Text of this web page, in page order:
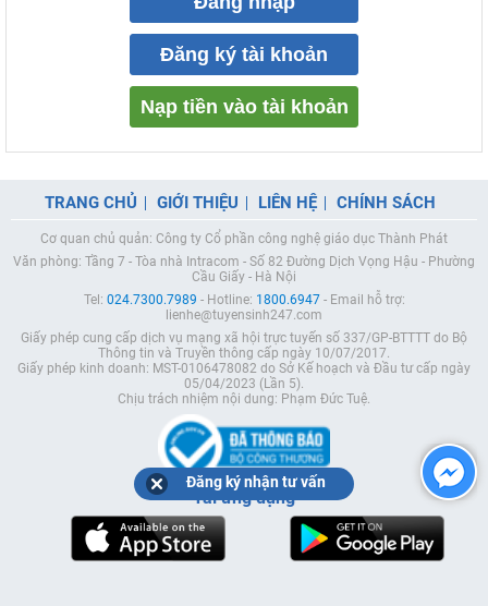
Đăng ký tài khoản
Nạp tiền vào tài khoản
TRANG CHỦ GIỚI THIỆU LIÊN HỆ CHÍNH SÁCH
Cơ quan chủ quản: Công ty Cổ phần công nghệ giáo dục Thành Phát
Văn phòng: Tầng 7 - Tòa nhà Intracom - Số 82 Đường Dịch Vọng Hậu - Phường
Cầu Giấy - Hà Nội
Tel: 024.7300.7989 - Hotline: 1800.6947- Email hỗ trợ:
lienhe@tuyensinh247.com
Giấy phép cung cấp dịch vụ mạng xã hội trực tuyến số 337/GP-BTTTT do Bộ
Thông tin và Truyền thông cấp ngày 10/07/2017.
Giấy phép kinh doanh: MST-0106478082 do Sở Kế hoạch và Đầu tư cấp ngày
05/04/2023 (Lần 5).
Chịu trách nhiệm nội dung: Phạm Đức Tuệ.
Tải ứng dụng
Đăng ký nhận tư vấn